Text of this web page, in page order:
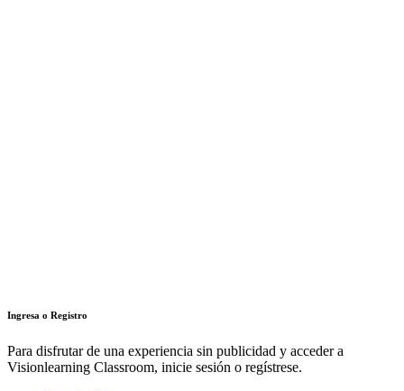
Ingresa o Registro
Para disfrutar de una experiencia sin publicidad y acceder a
Visionlearning Classroom, inicie sesión o regístrese.